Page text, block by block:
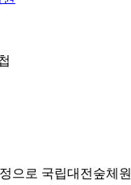
으로 국립대전숲체